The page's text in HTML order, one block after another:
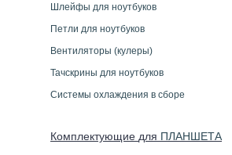
Шлейфы для ноутбуков
Петли для ноутбуков
Вентиляторы (кулеры)
Тачскрины для ноутбуков
Системы охлаждения в сборе
Комплектующие для ПЛАНШЕТА